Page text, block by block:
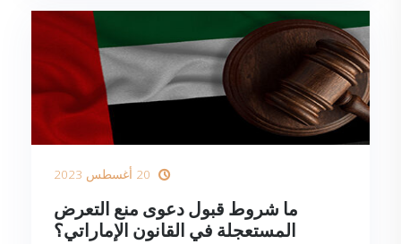
ما شروط قبول دعوى منع التعرض
المستعجلة في القانون الإماراتي؟